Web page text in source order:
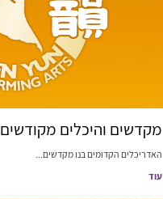
מקדשים והיכלים מקודשים
האדריכלים הקדומים בנו מקדשים...
עוד